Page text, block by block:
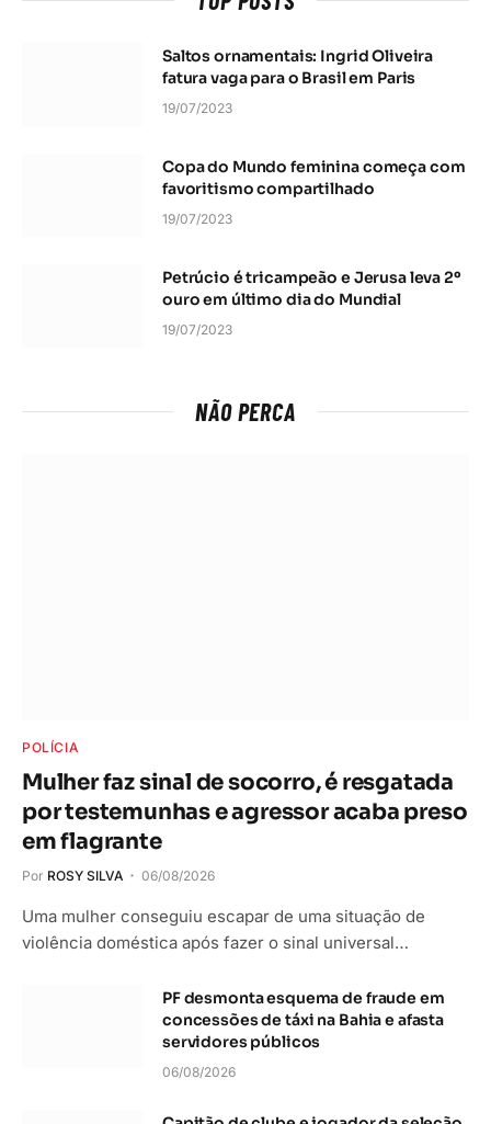
Saltos ornamentais: Ingrid Oliveira
fatura vaga para o Brasil em Paris
19/07/2023
Copa do Mundo feminina começa com
favoritismo compartilhado
19/07/2023
Petrúcio é tricampeão e Jerusa leva 2º
ouro em último dia do Mundial
19/07/2023
NÃO PERCA
POLÍCIA
Mulher faz sinal de socorro, é resgatada
por testemunhas e agressor acaba preso
em flagrante
Por ROSY SILVA 06/08/2026
Uma mulher conseguiu escapar de uma situação de
violência doméstica após fazer o sinal universal…
PF desmonta esquema de fraude em
concessões de táxi na Bahia e afasta
servidores públicos
06/08/2026